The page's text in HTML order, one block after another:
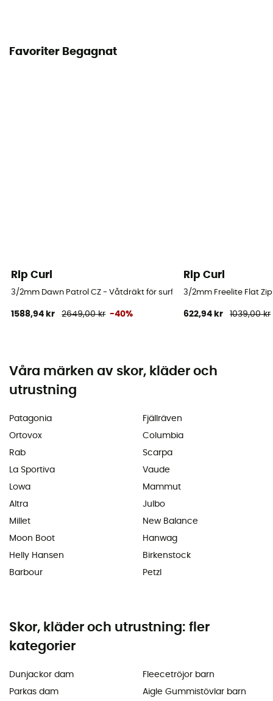
Favoriter Begagnat
Rip Curl
3/2mm Dawn Patrol CZ - Våtdräkt för surfing - Børn
1588,94 kr 2649,00 kr -40%
Rip Curl
3/2mm Freelite Flat
622,94 kr 1039,00 kr
Våra märken av skor, kläder och
utrustning
Patagonia
Ortovox
Rab
La Sportiva
Lowa
Altra
Millet
Moon Boot
Helly Hansen
Barbour
Fjällräven
Columbia
Scarpa
Vaude
Mammut
Julbo
New Balance
Hanwag
Birkenstock
Petzl
Skor, kläder och utrustning: fler
kategorier
Dunjackor dam
Parkas dam
Fleecetröjor barn
Aigle Gummistövlar barn